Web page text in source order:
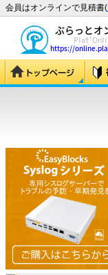
会員はオンラインで見積書(